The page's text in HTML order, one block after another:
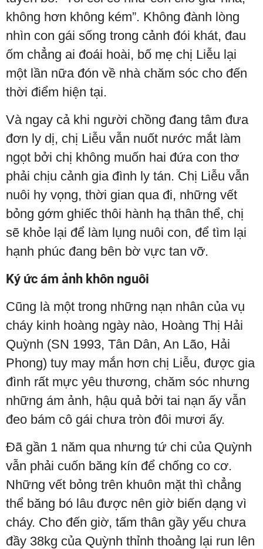
không hơn không kém”. Không đành lòng
nhìn con gái sống trong cảnh đói khát, đau
ốm chẳng ai đoái hoài, bố mẹ chị Liễu lại
một lần nữa đón về nhà chăm sóc cho đến
thời điểm hiện tại.
Và ngay cả khi người chồng đang tâm đưa
đơn ly dị, chị Liễu vẫn nuốt nước mắt làm
ngọt bởi chị không muốn hai đứa con thơ
phải chịu cảnh gia đình ly tán. Chị Liễu vẫn
nuôi hy vọng, thời gian qua đi, những vết
bỏng gớm ghiếc thôi hành hạ thân thể, chị
sẽ khỏe lại để làm lụng nuôi con, để tìm lại
hạnh phúc đang bên bờ vực tan vỡ.
Ký ức ám ảnh khôn nguôi
Cũng là một trong những nạn nhân của vụ
cháy kinh hoàng ngày nào, Hoàng Thị Hải
Quỳnh (SN 1993, Tân Dân, An Lão, Hải
Phong) tuy may mắn hơn chị Liễu, được gia
đình rất mực yêu thương, chăm sóc nhưng
những ám ảnh, hậu quả bởi tai nạn ấy vẫn
đeo bám cô gái chưa tròn đôi mươi ấy.
Đã gần 1 năm qua nhưng tứ chi của Quỳnh
vẫn phải cuốn băng kín để chống co cơ.
Những vết bỏng trên khuôn mặt thì chẳng
thể băng bó lâu được nên giờ biến dạng vì
cháy. Cho đến giờ, tấm thân gầy yếu chưa
đầy 38kg của Quỳnh thỉnh thoảng lại run lên